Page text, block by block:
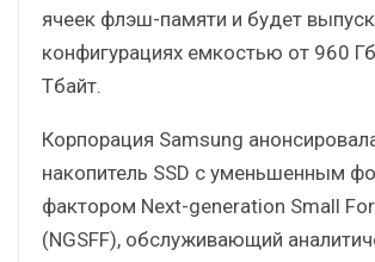
ячеек флэш-памяти и будет
конфигурациях емкостью от 960
Тбайт.
Корпорация Samsung
накопитель SSD с уменьшенным
фактором Next-generation Small
(NGSFF), обслуживающий